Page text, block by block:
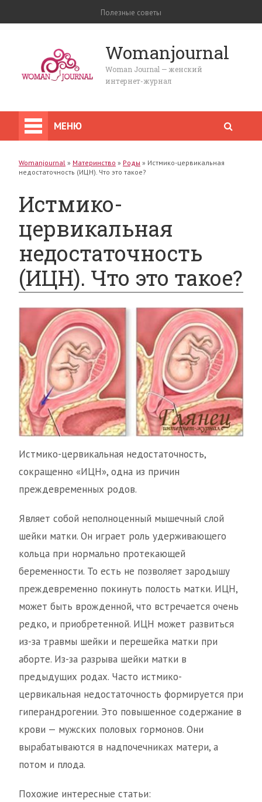
Полезные советы
Womanjournal
Woman Journal — женский
интернет-журнал
МЕНЮ
Womanjournal » Материнство » Роды » Истмико-цервикальная
недостаточность (ИЦН). Что это такое?
Истмико-
цервикальная
недостаточность
(ИЦН). Что это такое?
Истмико-цервикальная недостаточность,
сокращенно «ИЦН», одна из причин
преждевременных родов.
Являет собой неполноценный мышечный слой
шейки матки. Он играет роль удерживающего
кольца при нормально протекающей
беременности. То есть не позволяет зародышу
преждевременно покинуть полость матки. ИЦН,
может быть врожденной, что встречается очень
редко, и приобретенной. ИЦН может развиться
из-за травмы шейки и перешейка матки при
аборте. Из-за разрыва шейки матки в
предыдущих родах. Часто истмико-
цервикальная недостаточность формируется при
гиперандрогении. Это повышенное содержание в
крови — мужских половых гормонов. Они
вырабатываются в надпочечниках матери, а
потом и плода.
Похожие интересные статьи: